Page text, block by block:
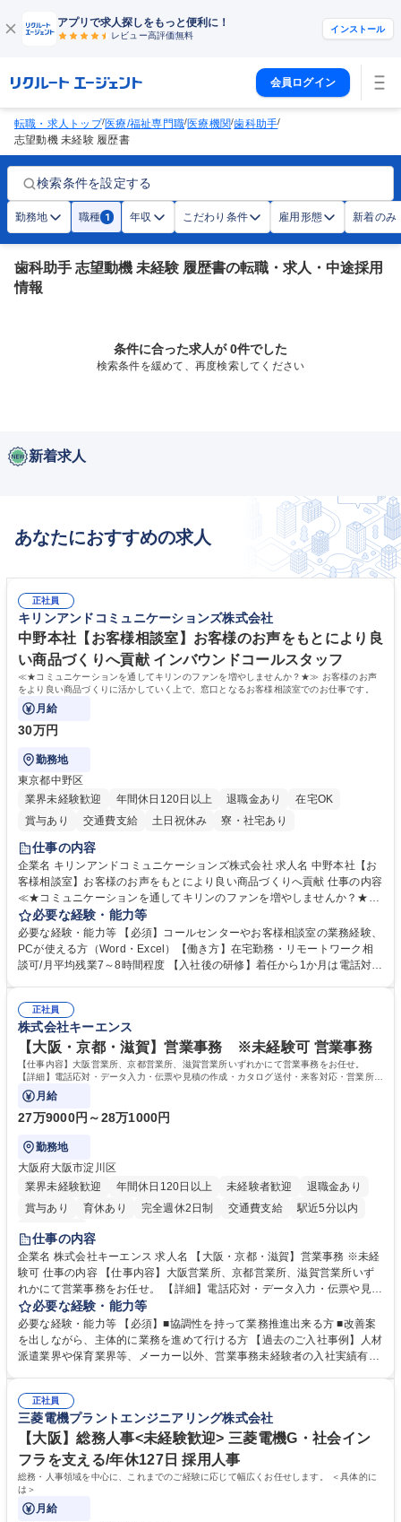
アプリで求人探しをもっと便利に！
レビュー高評価無料
インストール
会員ログイン
転職・求人トップ/医療/福祉専門職/医療機関/歯科助手/
志望動機 未経験 履歴書
検索条件を設定する
勤務地 職種 1 年収 こだわり条件 雇用形態 新着のみ
歯科助手 志望動機 未経験 履歴書の転職・求人・中途採用
情報
条件に合った求人が 0件でした
検索条件を緩めて、再度検索してください
新着求人
あなたにおすすめの求人
正社員
キリンアンドコミュニケーションズ株式会社
中野本社【お客様相談室】お客様のお声をもとにより良
い商品づくりへ貢献 インバウンドコールスタッフ
≪★コミュニケーションを通してキリンのファンを増やしませんか？★≫ お客様のお声
をより良い商品づくりに活かしていく上で、窓口となるお客様相談室でのお仕事です。
月給
30万円
勤務地
東京都中野区
業界未経験歓迎
年間休日120日以上 退職金あり
在宅OK
賞与あり
交通費支給 土日祝休み 寮・社宅あり
仕事の内容
企業名 キリンアンドコミュニケーションズ株式会社 求人名 中野本社【お
客様相談室】お客様のお声をもとにより良い商品づくりへ貢献 仕事の内容
≪★コミュニケーションを通してキリンのファンを増やしませんか？★≫
お客様のお声をより良い商品づくりに活かしていく上で、窓口となるお客
様相談室でのお仕事です。 日々お客様からいただくキリングループへのご
意見を、企業活動に活かしています。お客様からの声に迅速かつ誠意をも
って対応、情報提供するとともにグループ内活動に反映しています。 【具
平均100件前後■メール・手紙：同上40件前後 募集職種 中野本社【お客様
相談室】お客様のお声をもとにより良い商品づくりへ貢献
必要な経験・能力等
必要な経験・能力等 【必須】コールセンターやお客様相談室の業務経験、
PCが使える方（Word・Excel）【働き方】在宅勤務・リモートワーク相
談可/月平均残業7～8時間程度 【入社後の研修】着任から1か月は電話対応
すのでご安心ください。 【当社について】キリングループの広報機能を担
う会社として、お客様との出会いを大切にし、磨き上げたホスピタリティ
を込めてコミュニケーションをとりながら広報関連業務を行っておりま
す。 学歴・資格 学歴：大学院 大学 高専 短大 専修学校 高校 語学力： 資
格：
正社員
株式会社キーエンス
【大阪・京都・滋賀】営業事務 ※未経験可 営業事務
【仕事内容】大阪営業所、京都営業所、滋賀営業所いずれかにて営業事務をお任せ。
【詳細】電話応対・データ入力・伝票や見積の作成・カタログ送付・来客対応・営業所内
で発生する事務業務や業務改善をお任せ。
月給
27万9000円～28万1000円
勤務地
大阪府大阪市淀川区
業界未経験歓迎
年間休日120日以上 未経験者歓迎
退職金あり
賞与あり
育休あり 完全週休2日制 交通費支給
駅近5分以内
土日祝休み
仕事の内容
企業名 株式会社キーエンス 求人名 【大阪・京都・滋賀】営業事務 ※未経
験可 仕事の内容 【仕事内容】大阪営業所、京都営業所、滋賀営業所いず
れかにて営業事務をお任せ。 【詳細】電話応対・データ入力・伝票や見積
の作成・カタログ送付・来客対応・営業所内で発生する事務業務や業務改
善をお任せ。 【教育制度】ご入社後、育成担当とペアになりながらOJTに
て業務を覚えていただくことが可能です。業務システムがきちんと構築さ
れているため、スムーズに仕事に慣れることができる環境です。また、
募集職種 【大阪・京都・滋賀】営業事務 ※未経験可
必要な経験・能力等
必要な経験・能力等 【必須】■協調性を持って業務推進出来る方 ■改善案
を出しながら、主体的に業務を進めて行ける方 【過去のご入社事例】人材
派遣業界や保育業界等、メーカー以外、営業事務未経験者の入社実績有
えて、お客様や社員の状況に合わせ、能動的なサポート、改善の動きも期
待され。組織を支えるスペシャリストとして、チームに貢献し、結果的に
社員から頼られる存在になることができます。平均19:30の退勤以降の業
務の持ち帰りも禁止されており、メリハリのある働き方となります。 学
歴・資格 学歴：大学院 大学 高専 短大 語学力： 資格：
正社員
三菱電機プラントエンジニアリング株式会社
【大阪】総務人事<未経験歓迎> 三菱電機G・社会イン
フラを支える/年休127日 採用人事
総務・人事領域を中心に、これまでのご経験に応じて幅広くお任せします。 ＜具体的に
は＞
月給